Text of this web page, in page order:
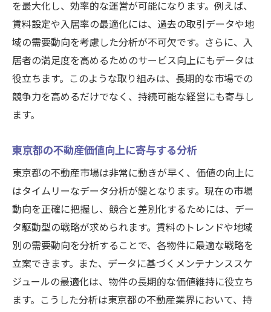
を最大化し、効率的な運営が可能になります。例えば、
賃料設定や入居率の最適化には、過去の取引データや地
域の需要動向を考慮した分析が不可欠です。さらに、入
居者の満足度を高めるためのサービス向上にもデータは
役立ちます。このような取り組みは、長期的な市場での
競争力を高めるだけでなく、持続可能な経営にも寄与し
ます。
東京都の不動産価値向上に寄与する分析
東京都の不動産市場は非常に動きが早く、価値の向上に
はタイムリーなデータ分析が鍵となります。現在の市場
動向を正確に把握し、競合と差別化するためには、デー
タ駆動型の戦略が求められます。賃料のトレンドや地域
別の需要動向を分析することで、各物件に最適な戦略を
立案できます。また、データに基づくメンテナンススケ
ジュールの最適化は、物件の長期的な価値維持に役立ち
ます。こうした分析は東京都の不動産業界において、持